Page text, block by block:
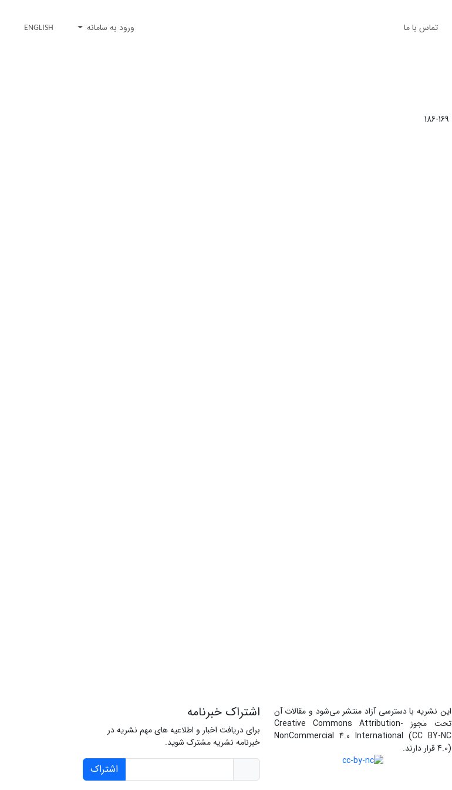
تماس با ما ورود به سامانه ENGLISH
169-186
این نشریه با دسترسی آزاد منتشر می‌شود و مقالات آن
تحت مجوز Creative Commons Attribution-
NonCommercial 4.0 International (CC BY-NC
4.0) قرار دارند.
اشتراک خبرنامه
برای دریافت اخبار و اطلاعیه های مهم نشریه در
خبرنامه نشریه مشترک شوید.
اشتراک